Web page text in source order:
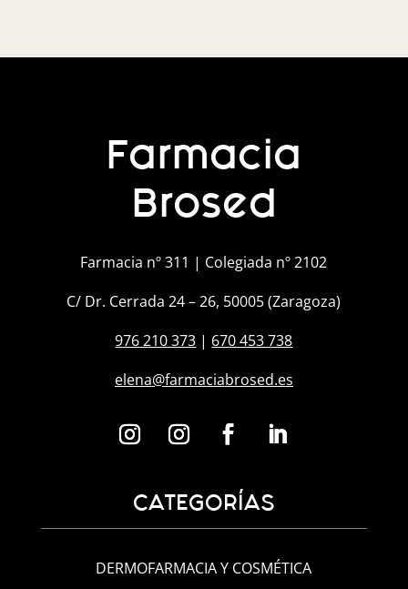
Farmacia
Brosed
Farmacia nº 311 | Colegiada nº 2102
C/ Dr. Cerrada 24 – 26, 50005 (Zaragoza)
976 210 373 | 670 453 738
elena@farmaciabrosed.es
CATEGORÍAS
DERMOFARMACIA Y COSMÉTICA